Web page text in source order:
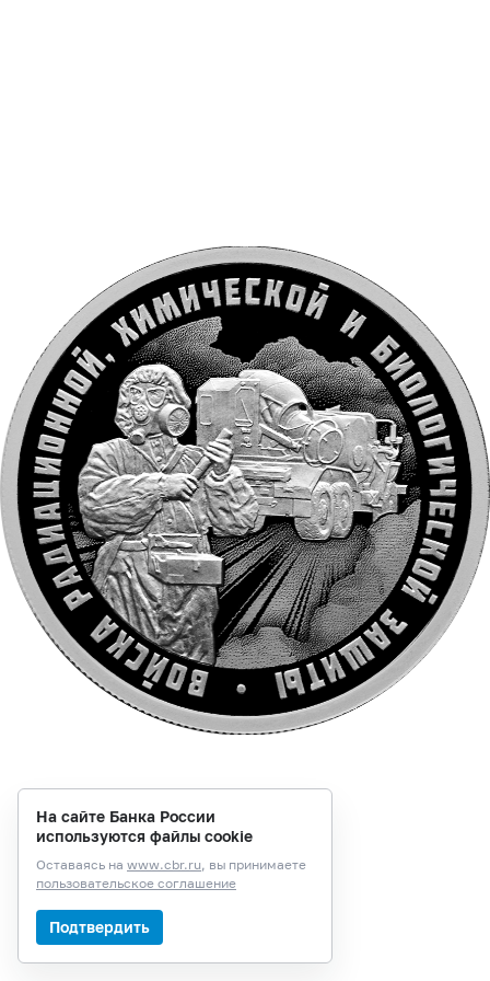
На сайте Банка России
используются файлы cookie
Оставаясь на www.cbr.ru, вы принимаете
пользовательское соглашение
Подтвердить